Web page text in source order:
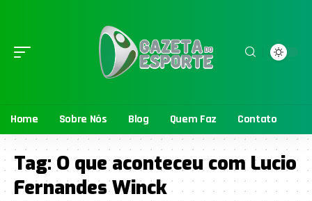
Home Sobre Nós Blog Quem Faz Contato
Tag: O que aconteceu com Lucio
Fernandes Winck